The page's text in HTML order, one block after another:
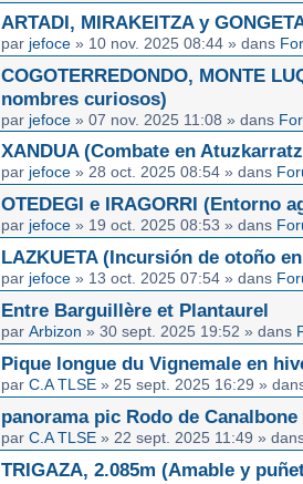
ARTADI, MIRAKEITZA y
par jefoce » 10 nov. 2025 08:44 » dans
COGOTERREDONDO, MONTE
nombres curiosos)
par jefoce » 07 nov. 2025 11:08 » dans
XANDUA (Combate en
par jefoce » 28 oct. 2025 08:54 » dans
OTEDEGI e IRAGORRI (Entorno
par jefoce » 19 oct. 2025 08:53 » dans
LAZKUETA (Incursión de otoño
par jefoce » 13 oct. 2025 07:54 » dans
Entre Barguillère et Plantaurel
par Arbizon » 30 sept. 2025 19:52 » dans
Pique longue du Vignemale en
par C.A TLSE » 25 sept. 2025 16:29 »
panorama pic Rodo de Canalbone
par C.A TLSE » 22 sept. 2025 11:49 »
TRIGAZA, 2.085m (Amable y